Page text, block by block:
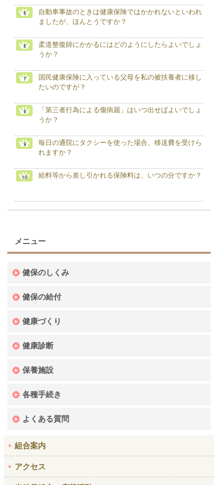
自動車事故のときは健康保険ではかかれないといわれ
ましたが、ほんとうですか？
柔道整復師にかかるにはどのようにしたらよいでしょ
うか？
国民健康保険に入っている父母を私の被扶養者に移し
たいのですが？
「第三者行為による傷病届」はいつ出せばよいでしょ
うか？
毎日の通院にタクシーを使った場合、移送費を受けら
れますか？
給料等から差し引かれる保険料は、いつの分ですか？
メニュー
健保のしくみ
健保の給付
健康づくり
健康診断
保養施設
各種手続き
よくある質問
組合案内
アクセス